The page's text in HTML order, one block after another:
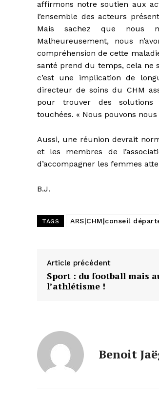
affirmons notre soutien aux
l’ensemble des acteurs
Mais sachez que nous
Malheureusement, nous
compréhension de cette
santé prend du temps, cela ne
c’est une implication de
directeur de soins du CHM
pour trouver des solutions
touchées. « Nous pouvons
Aussi, une réunion devrait
et les membres de
d’accompagner les femmes
B.J.
TAGS ARS|CHM|conseil
Article précédent
Sport : du football mais
l’athlétisme !
Benoit